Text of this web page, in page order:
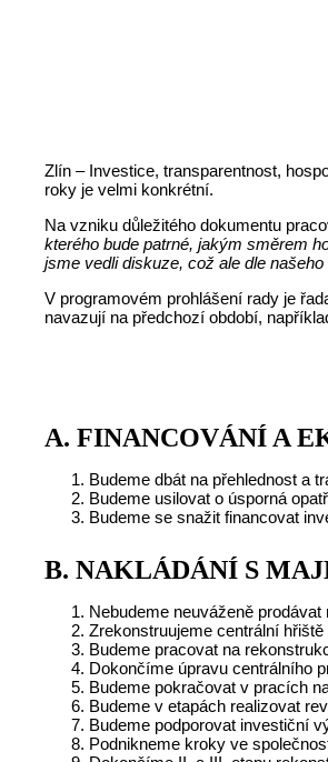
Zlín – Investice, transparentnost,
roky je velmi konkrétní.
Na vzniku důležitého dokumentu
kterého bude patrné, jakým směrem
jsme vedli diskuze, což ale dle
V programovém prohlášení rady je
navazují na předchozí období,
A. FINANCOVÁNÍ A
Budeme dbát na přehlednost a
Budeme usilovat o úsporná
Budeme se snažit financovat
B. NAKLÁDÁNÍ S
Nebudeme neuváženě
Zrekonstruujeme centrální
Budeme pracovat na
Dokončíme úpravu centrálního
Budeme pokračovat v pracích
Budeme v etapách realizovat
Budeme podporovat investiční
Podnikneme kroky ve